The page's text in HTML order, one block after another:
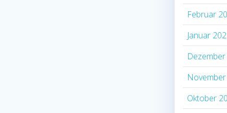
Februar
Januar
Dezember
November
Oktober